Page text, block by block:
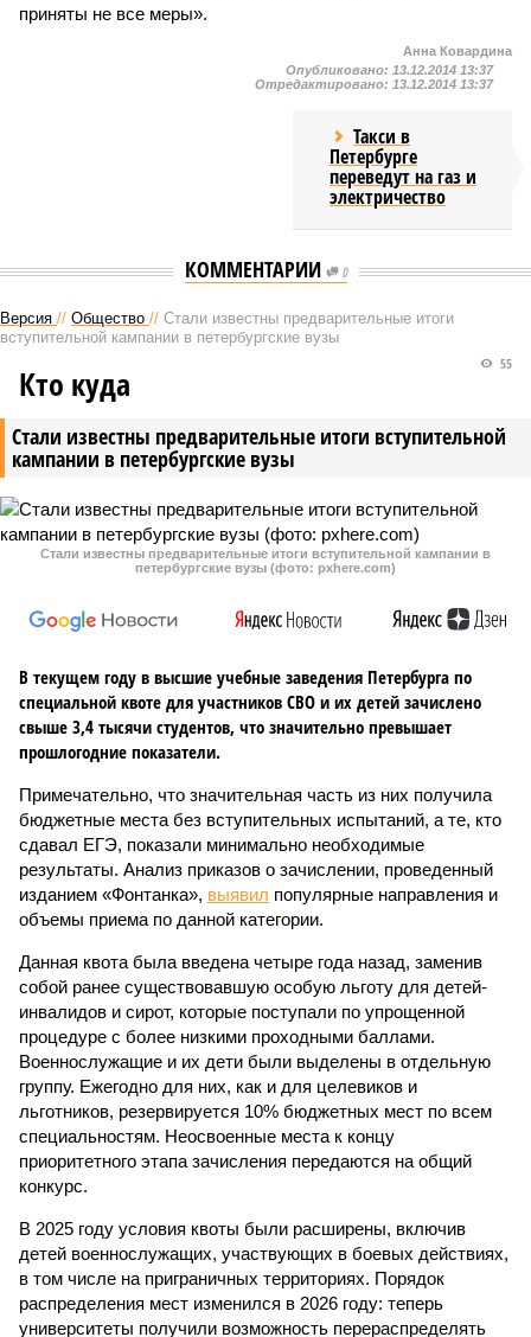
приняты не все меры».
Анна Ковардина
Опубликовано: 13.12.2014 13:37
Отредактировано: 13.12.2014 13:37
Такси в
Петербурге
переведут на газ и
электричество
КОММЕНТАРИИ 0
Версия // Общество // Стали известны предварительные итоги
вступительной кампании в петербургские вузы
Стали известны предварительные итоги вступительной
кампании в петербургские вузы
55
Кто куда
Стали известны предварительные итоги вступительной кампании в
петербургские вузы (фото: pxhere.com)
В текущем году в высшие учебные заведения Петербурга по
специальной квоте для участников СВО и их детей зачислено
свыше 3,4 тысячи студентов, что значительно превышает
прошлогодние показатели.
Примечательно, что значительная часть из них получила
бюджетные места без вступительных испытаний, а те, кто
сдавал ЕГЭ, показали минимально необходимые
результаты. Анализ приказов о зачислении, проведенный
изданием «Фонтанка», выявил популярные направления и
объемы приема по данной категории.
Данная квота была введена четыре года назад, заменив
собой ранее существовавшую особую льготу для детей-
инвалидов и сирот, которые поступали по упрощенной
процедуре с более низкими проходными баллами.
Военнослужащие и их дети были выделены в отдельную
группу. Ежегодно для них, как и для целевиков и
льготников, резервируется 10% бюджетных мест по всем
специальностям. Неосвоенные места к концу
приоритетного этапа зачисления передаются на общий
конкурс.
В 2025 году условия квоты были расширены, включив
детей военнослужащих, участвующих в боевых действиях,
в том числе на приграничных территориях. Порядок
распределения мест изменился в 2026 году: теперь
университеты получили возможность перераспределять